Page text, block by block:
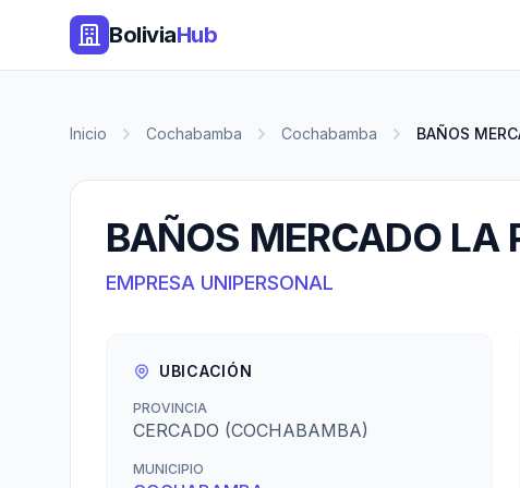
BoliviaHub
Inicio Cochabamba Cochabamba BAÑOS
BAÑOS MERCADO LA
EMPRESA UNIPERSONAL
UBICACIÓN
PROVINCIA
CERCADO (COCHABAMBA)
MUNICIPIO